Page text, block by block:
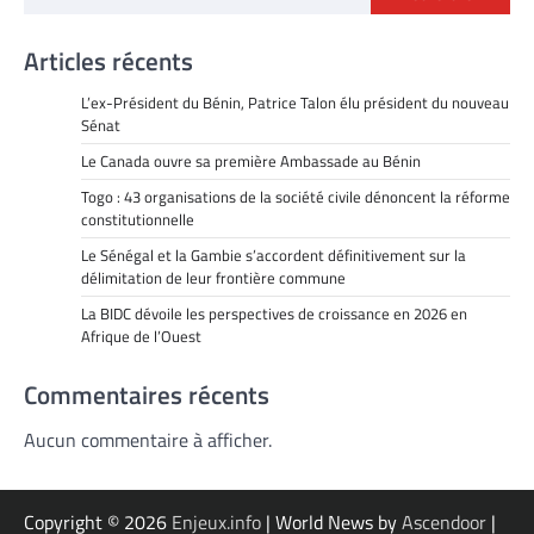
Articles récents
L’ex-Président du Bénin, Patrice Talon élu président du nouveau
Sénat
Le Canada ouvre sa première Ambassade au Bénin
Togo : 43 organisations de la société civile dénoncent la réforme
constitutionnelle
Le Sénégal et la Gambie s’accordent définitivement sur la
délimitation de leur frontière commune
La BIDC dévoile les perspectives de croissance en 2026 en
Afrique de l’Ouest
Commentaires récents
Aucun commentaire à afficher.
Copyright © 2026 Enjeux.info | World News byAscendoor |